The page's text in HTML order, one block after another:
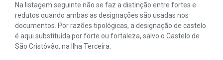
Na listagem seguinte não se faz a distinção entre fortes e
redutos quando ambas as designações são usadas nos
documentos. Por razões tipológicas, a designação de castelo
é aqui substituída por forte ou fortaleza, salvo o Castelo de
São Cristóvão, na Ilha Terceira.